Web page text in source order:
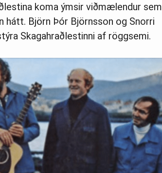
koma ýmsir viðmælendur sem
hátt. Björn Þór Björnsson og Snorri
Skagahraðlestinni af röggsemi.